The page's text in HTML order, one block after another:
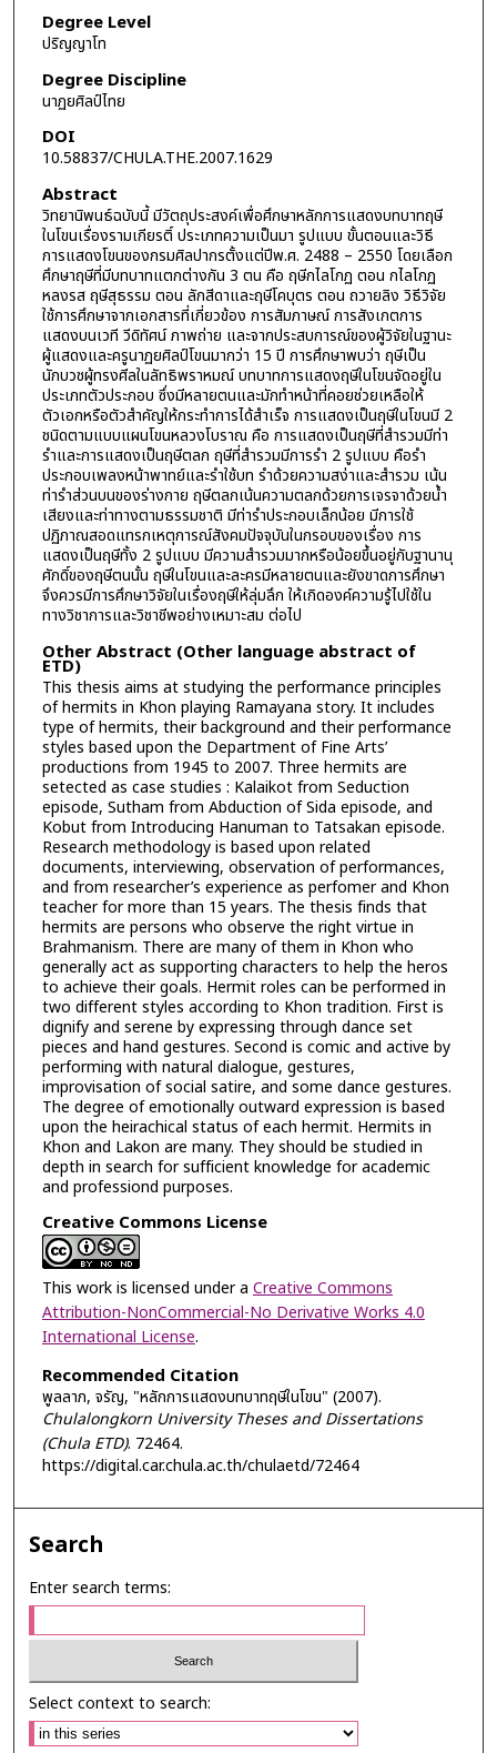
Degree Level
ปริญญาโท
Degree Discipline
นาฏยศิลป์ไทย
DOI
10.58837/CHULA.THE.2007.1629
Abstract
วิทยานิพนธ์ฉบับนี้ มีวัตถุประสงค์เพื่อศึกษาหลักการแสดงบทบาทฤษี
ในโขนเรื่องรามเกียรติ์ ประเภทความเป็นมา รูปแบบ ขั้นตอนและวิธี
การแสดงโขนของกรมศิลปากรตั้งแต่ปีพ.ศ. 2488 – 2550 โดยเลือก
ศึกษาฤษีที่มีบทบาทแตกต่างกัน 3 ตน คือ ฤษีกไลโกฏ ตอน กไลโกฏ
หลงรส ฤษีสุธรรม ตอน ลักสีดาและฤษีโคบุตร ตอน ถวายลิง วิธีวิจัย
ใช้การศึกษาจากเอกสารที่เกี่ยวข้อง การสัมภาษณ์ การสังเกตการ
แสดงบนเวที วีดิทัศน์ ภาพถ่าย และจากประสบการณ์ของผู้วิจัยในฐานะ
ผู้แสดงและครูนาฏยศิลป์โขนมากว่า 15 ปี การศึกษาพบว่า ฤษีเป็น
นักบวชผู้ทรงศีลในลัทธิพราหมณ์ บทบาทการแสดงฤษีในโขนจัดอยู่ใน
ประเภทตัวประกอบ ซึ่งมีหลายตนและมักทำหน้าที่คอยช่วยเหลือให้
ตัวเอกหรือตัวสำคัญให้กระทำการได้สำเร็จ การแสดงเป็นฤษีในโขนมี 2
ชนิดตามแบบแผนโขนหลวงโบราณ คือ การแสดงเป็นฤษีที่สำรวมมีท่า
รำและการแสดงเป็นฤษีตลก ฤษีที่สำรวมมีการรำ 2 รูปแบบ คือรำ
ประกอบเพลงหน้าพาทย์และรำใช้บท รำด้วยความสง่าและสำรวม เน้น
ท่ารำส่วนบนของร่างกาย ฤษีตลกเน้นความตลกด้วยการเจรจาด้วยน้ำ
เสียงและท่าทางตามธรรมชาติ มีท่ารำประกอบเล็กน้อย มีการใช้
ปฏิภาณสอดแทรกเหตุการณ์สังคมปัจจุบันในกรอบของเรื่อง การ
แสดงเป็นฤษีทั้ง 2 รูปแบบ มีความสำรวมมากหรือน้อยขึ้นอยู่กับฐานานุ
ศักดิ์ของฤษีตนนั้น ฤษีในโขนและละครมีหลายตนและยังขาดการศึกษา
จึงควรมีการศึกษาวิจัยในเรื่องฤษีให้ลุ่มลึก ให้เกิดองค์ความรู้ไปใช้ใน
ทางวิชาการและวิชาชีพอย่างเหมาะสม ต่อไป
Other Abstract (Other language abstract of
ETD)
This thesis aims at studying the performance principles
of hermits in Khon playing Ramayana story. It includes
type of hermits, their background and their performance
styles based upon the Department of Fine Arts’
productions from 1945 to 2007. Three hermits are
setected as case studies : Kalaikot from Seduction
episode, Sutham from Abduction of Sida episode, and
Kobut from Introducing Hanuman to Tatsakan episode.
Research methodology is based upon related
documents, interviewing, observation of performances,
and from researcher’s experience as perfomer and Khon
teacher for more than 15 years. The thesis finds that
hermits are persons who observe the right virtue in
Brahmanism. There are many of them in Khon who
generally act as supporting characters to help the heros
to achieve their goals. Hermit roles can be performed in
two different styles according to Khon tradition. First is
dignify and serene by expressing through dance set
pieces and hand gestures. Second is comic and active by
performing with natural dialogue, gestures,
improvisation of social satire, and some dance gestures.
The degree of emotionally outward expression is based
upon the heirachical status of each hermit. Hermits in
Khon and Lakon are many. They should be studied in
depth in search for sufficient knowledge for academic
and professiond purposes.
Creative Commons License
This work is licensed under a Creative Commons
Attribution-NonCommercial-No Derivative Works 4.0
International License.
Recommended Citation
พูลลาภ, จรัญ, "หลักการแสดงบทบาทฤษีในโขน" (2007).
Chulalongkorn University Theses and Dissertations
(Chula ETD). 72464.
https://digital.car.chula.ac.th/chulaetd/72464
Search
Enter search terms:
Select context to search: